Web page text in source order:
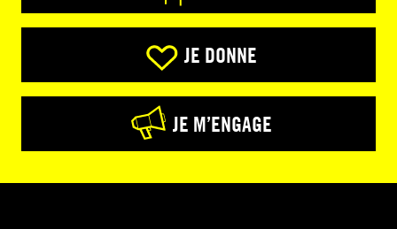
JE DONNE
JE M’ENGAGE